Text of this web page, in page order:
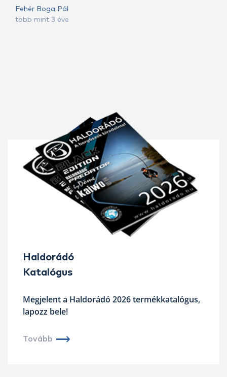
Fehér Boga Pál
több mint 3 éve
Haldorádó
Katalógus
Megjelent a Haldorádó 2026 termékkatalógus,
lapozz bele!
Tovább